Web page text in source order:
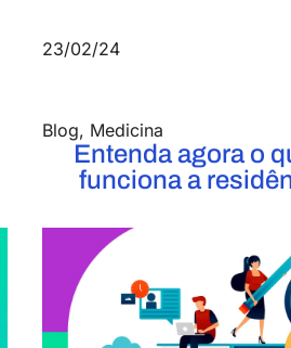
23/02/24
Blog, Medicina
Entenda agora o
funciona a